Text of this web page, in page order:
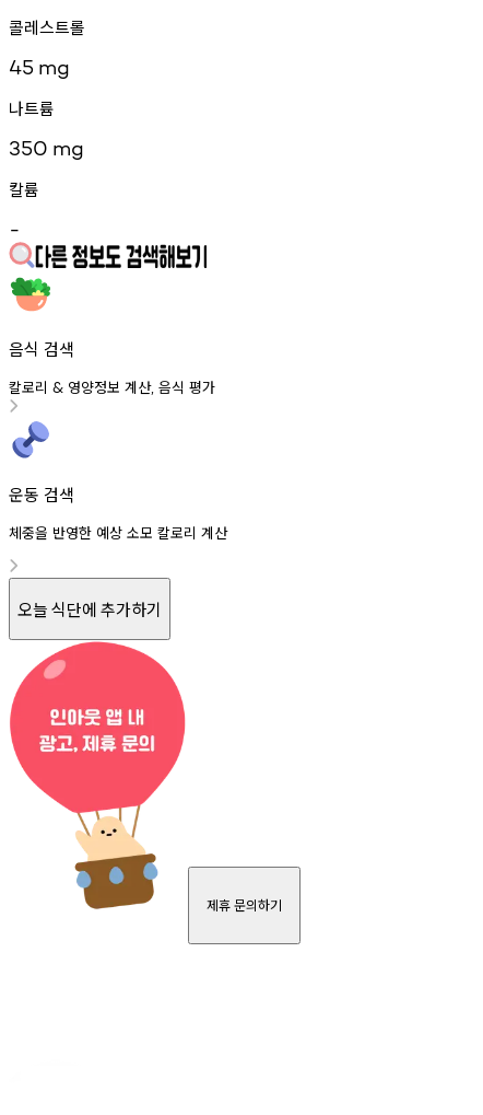
콜레스트롤
45 mg
나트륨
350 mg
칼륨
-
음식 검색
칼로리 & 영양정보 계산, 음식 평가
운동 검색
체중을 반영한 예상 소모 칼로리 계산
오늘 식단에 추가하기
제휴 문의하기